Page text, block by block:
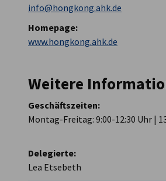
info@hongkong.ahk.de
Homepage:
www.hongkong.ahk.de
Weitere
Geschäftszeiten:
Montag-Freitag: 9:00-12:30 Uhr |
Delegierte:
Lea Etsebeth